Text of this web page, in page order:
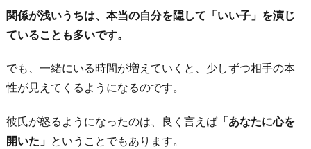
関係が浅いうちは、本当の自分を隠して「いい子」を演じ
ていることも多いです。
でも、一緒にいる時間が増えていくと、少しずつ相手の本
性が見えてくるようになるのです。
彼氏が怒るようになったのは、良く言えば 「あなたに心を
開いた」 ということでもあります。